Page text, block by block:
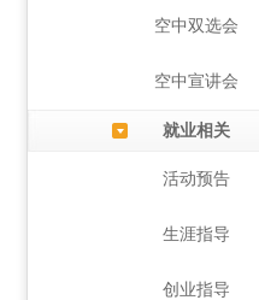
空中双选会
空中宣讲会
就业相关
活动预告
生涯指导
创业指导